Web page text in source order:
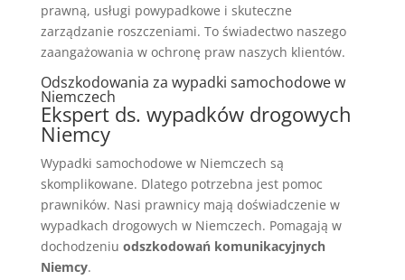
prawną, usługi powypadkowe i skuteczne
zarządzanie roszczeniami. To świadectwo naszego
zaangażowania w ochronę praw naszych klientów.
Odszkodowania za wypadki samochodowe w
Niemczech
Ekspert ds. wypadków drogowych
Niemcy
Wypadki samochodowe w Niemczech są
skomplikowane. Dlatego potrzebna jest pomoc
prawników. Nasi prawnicy mają doświadczenie w
wypadkach drogowych w Niemczech. Pomagają w
dochodzeniu odszkodowań komunikacyjnych
Niemcy.